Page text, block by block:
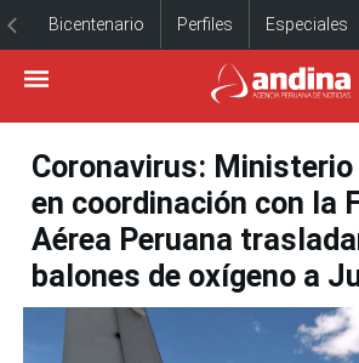
Bicentenario Perfiles Especiales
Coronavirus: Ministerio
en coordinación con la
Aérea Peruana
balones de oxígeno a